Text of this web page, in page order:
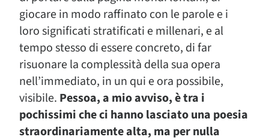
giocare in modo raffinato con le parole e i
loro significati stratificati e millenari, e al
tempo stesso di essere concreto, di far
risuonare la complessità della sua opera
nell’immediato, in un qui e ora possibile,
visibile. Pessoa, a mio avviso, è tra i
pochissimi che ci hanno lasciato una poesia
straordinariamente alta, ma per nulla